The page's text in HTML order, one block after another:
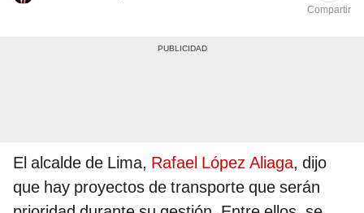
Compartir
El alcalde de Lima, Rafael López Aliaga, dijo
que hay proyectos de transporte que serán